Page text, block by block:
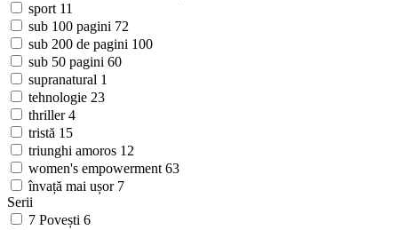
sport 11
sub 100 pagini 72
sub 200 de pagini 100
sub 50 pagini 60
supranatural 1
tehnologie 23
thriller4
tristă 15
triunghi amoros 12
women's empowerment 63
învață mai ușor 7
Serii
7 Povești 6